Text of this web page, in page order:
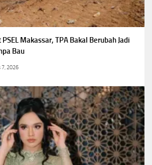
Makassar, TPA Bakal Berubah Jadi
Bau
2026